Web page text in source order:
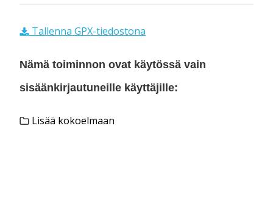
Tallenna GPX-tiedostona
Nämä toiminnon ovat käytössä vain
sisäänkirjautuneille käyttäjille:
Lisää kokoelmaan